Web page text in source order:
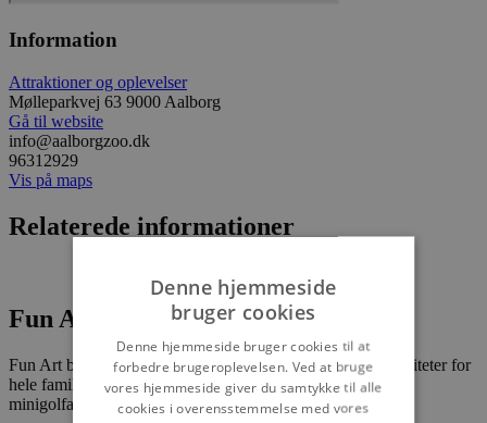
Information
Attraktioner og oplevelser
Mølleparkvej 63 9000 Aalborg
Gå til website
info@aalborgzoo.dk
96312929
Vis på maps
Relaterede informationer
Fun Art Blokhus
Fun Art byder på spændende oplevelser og hyggelige aktiviteter for
hele familien. Centret rummer indendørs legeland, stort
minigolfanlæg, keramikcafé, trampoliner,...
Denne hjemmeside
bruger cookies
Denne hjemmeside bruger cookies til at
forbedre brugeroplevelsen. Ved at bruge
vores hjemmeside giver du samtykke til alle
cookies i overensstemmelse med vores